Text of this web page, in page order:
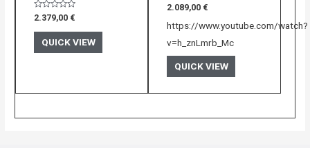
Bewertet
mit
0
von
2.379,00 €
QUICK VIEW
Bewertet
mit
0
von
2.089,00 €
https://www.youtube.com/watch?
v=h_znLmrb_Mc
QUICK VIEW